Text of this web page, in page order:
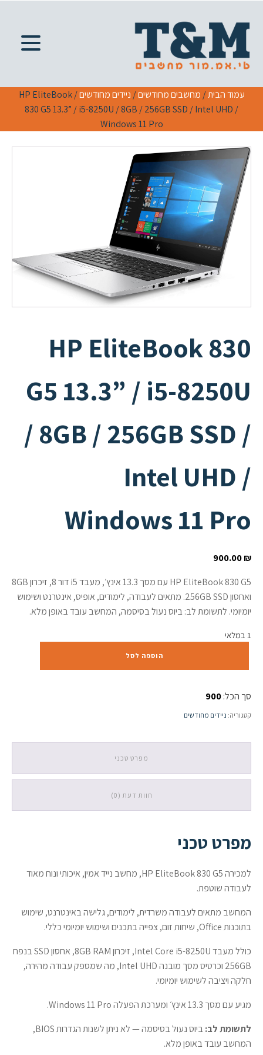
עמוד הבית/ מחשבים מחודשים/ ניידים מחודשים / HP EliteBook
830 G5 13.3” / i5-8250U / 8GB / 256GB SSD / Intel UHD /
Windows 11 Pro
HP EliteBook 830
G5 13.3” / i5-8250U
/ 8GB / 256GB SSD /
Intel UHD /
Windows 11 Pro
900.00₪
HP EliteBook 830 G5 עם מסך 13.3 אינץ׳, מעבד i5 דור 8, זיכרון 8GB
ואחסון 256GB SSD. מתאים לעבודה, לימודים, אופיס, אינטרנט ושימוש
יומיומי. לתשומת לב: ביוס נעול בסיסמה, המחשב עובד באופן מלא.
1 במלאי
830
13.3”
i5-
8GB
SSD
UHD
11
Pro
הוספה לסל
סך הכל:900
קטגוריה: ניידים מחודשים
מפרט טכני
חוות דעת (0)
מפרט טכני
למכירה HP EliteBook 830 G5, מחשב נייד אמין, איכותי ונוח מאוד
לעבודה שוטפת.
המחשב מתאים לעבודה משרדית, לימודים, גלישה באינטרנט, שימוש
בתוכנות Office, שיחות זום, צפייה בתכנים ושימוש יומיומי כללי.
כולל מעבד Intel Core i5-8250U, זיכרון 8GB RAM, אחסון SSD בנפח
256GB וכרטיס מסך מובנה Intel UHD, מה שמספק עבודה מהירה,
חלקה ויציבה לשימוש יומיומי.
מגיע עם מסך 13.3 אינץ׳ ומערכת הפעלה Windows 11 Pro.
לתשומת לב:
ביוס נעול בסיסמה — לא ניתן לשנות הגדרות BIOS,
המחשב עובד באופן מלא.